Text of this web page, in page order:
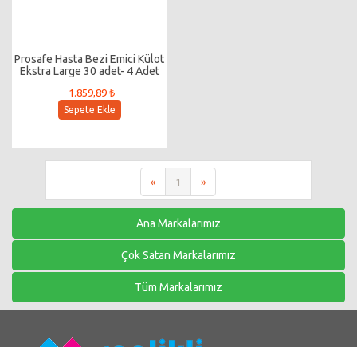
Prosafe Hasta Bezi Emici Külot
Ekstra Large 30 adet- 4 Adet
1.859,89 ₺
Sepete Ekle
« 1 »
Ana Markalarımız
Çok Satan Markalarımız
Tüm Markalarımız